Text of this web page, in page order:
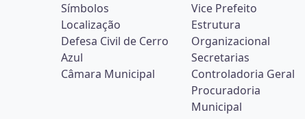
Símbolos
Localização
Defesa Civil de Cerro
Azul
Câmara Municipal
Vice Prefeito
Estrutura
Organizacional
Secretarias
Controladoria Geral
Procuradoria
Municipal